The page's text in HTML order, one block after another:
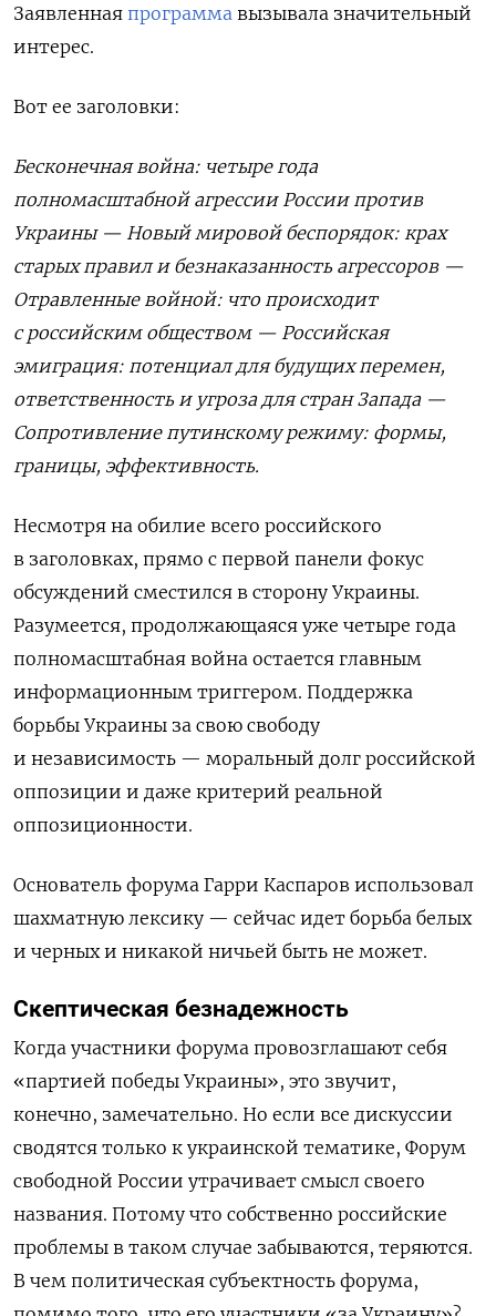
Заявленная программа вызывала значительный
интерес.
Вот ее заголовки:
Бесконечная война: четыре года
полномасштабной агрессии России против
Украины — Новый мировой беспорядок: крах
старых правил и безнаказанность агрессоров —
Отравленные войной: что происходит
с российским обществом — Российская
эмиграция: потенциал для будущих перемен,
ответственность и угроза для стран Запада —
Сопротивление путинскому режиму: формы,
границы, эффективность.
Несмотря на обилие всего российского
в заголовках, прямо с первой панели фокус
обсуждений сместился в сторону Украины.
Разумеется, продолжающаяся уже четыре года
полномасштабная война остается главным
информационным триггером. Поддержка
борьбы Украины за свою свободу
и независимость — моральный долг российской
оппозиции и даже критерий реальной
оппозиционности.
Основатель форума Гарри Каспаров использовал
шахматную лексику — сейчас идет борьба белых
и черных и никакой ничьей быть не может.
Скептическая безнадежность
Когда участники форума провозглашают себя
«партией победы Украины», это звучит,
конечно, замечательно. Но если все дискуссии
сводятся только к украинской тематике, Форум
свободной России утрачивает смысл своего
названия. Потому что собственно российские
проблемы в таком случае забываются, теряются.
В чем политическая субъектность форума,